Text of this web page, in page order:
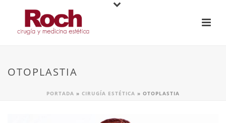
OTOPLASTIA
PORTADA » CIRUGÍA ESTÉTICA » OTOPLASTIA